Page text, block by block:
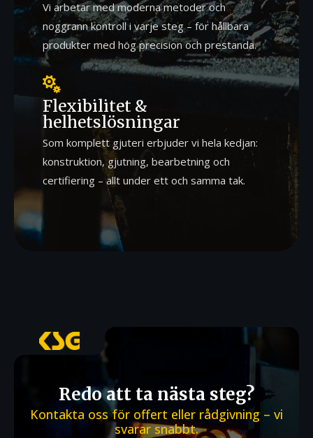
Vi arbetar med moderna metoder och
noggrann kontroll i varje steg – för hållbara
produkter med hög precision och prestanda.

Flexibilitet &
helhetslösningar
Som komplett gjuteri erbjuder vi hela kedjan:
konstruktion, gjutning, bearbetning och
certifiering – allt under ett och samma tak.
Redo att ta nästa steg?
Kontakta oss för offert eller rådgivning – vi
svarar snabbt.